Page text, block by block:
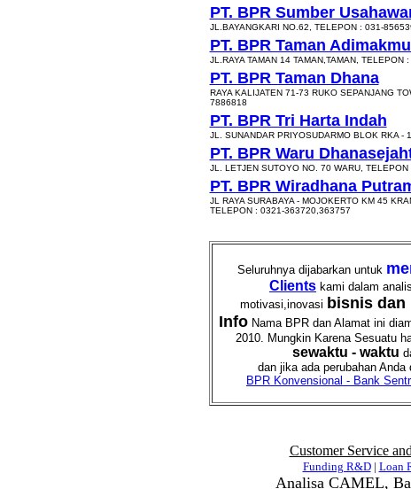
PT. BPR Sumber
JL.BAYANGKARI NO.62, TELEPON : 031-
PT. BPR Taman
JL.RAYA TAMAN 14 TAMAN,TAMAN, TELEPON
PT. BPR Taman Dhana
RAYA KALIJATEN 71-73 RUKO SEPANJANG
7886818
PT. BPR Tri Harta Indah
JL. SUNANDAR PRIYOSUDARMO BLOK RKA -
PT. BPR Waru
JL. LETJEN SUTOYO NO. 70 WARU,
PT. BPR Wiradhana
JL RAYA SURABAYA - MOJOKERTO KM 45
TELEPON : 0321-363720,363757
Seluruhnya dijabarkan untuk
Clients kami dalam
motivasi,inovasi bisnis dan
Info Nama BPR dan Alamat ini
2010. Mungkin Karena Sesuatu
sewaktu - waktu
dan jika ada perubahan
BPR Konvensional - Bank
Customer Service
Funding R&D| Loan
Analisa CAMEL,